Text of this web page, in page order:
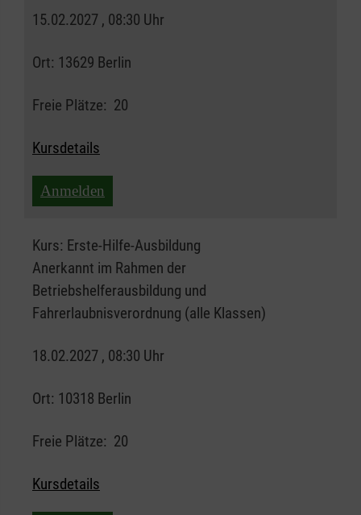
15.02.2027 , 08:30 Uhr
Ort: 13629 Berlin
Freie Plätze: 20
Kursdetails
Anmelden
Kurs: Erste-Hilfe-Ausbildung
Anerkannt im Rahmen der
Betriebshelferausbildung und
Fahrerlaubnisverordnung (alle Klassen)
18.02.2027 , 08:30 Uhr
Ort: 10318 Berlin
Freie Plätze: 20
Kursdetails